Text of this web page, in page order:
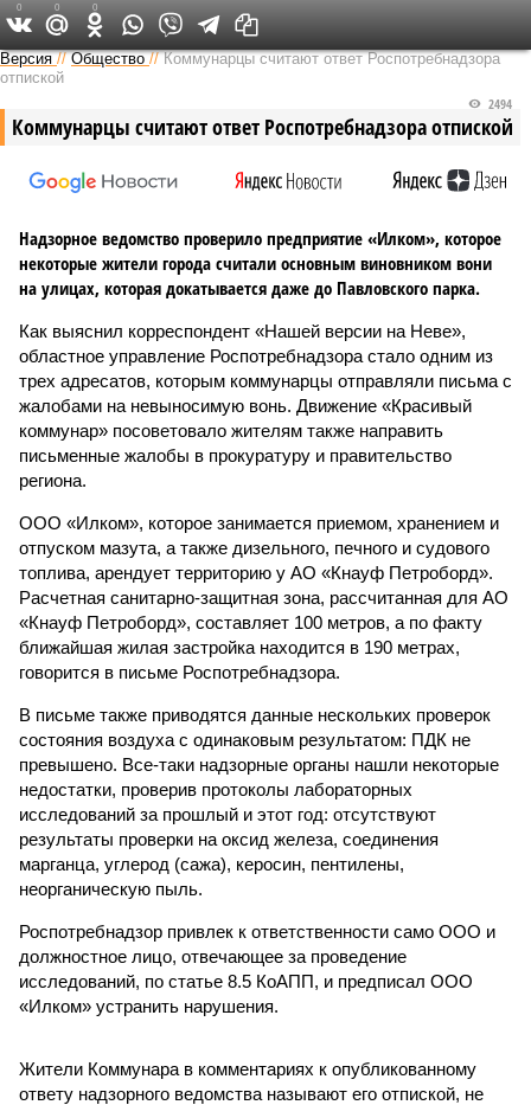
Версия на Неве
Версия //Общество //Коммунарцы считают ответ Роспотребнадзора
отпиской
Коммунарцы считают ответ Роспотребнадзора отпиской
2494
Надзорное ведомство проверило предприятие «Илком», которое
некоторые жители города считали основным виновником вони
на улицах, которая докатывается даже до Павловского парка.
Как выяснил корреспондент «Нашей версии на Неве»,
областное управление Роспотребнадзора стало одним из
трех адресатов, которым коммунарцы отправляли письма с
жалобами на невыносимую вонь. Движение «Красивый
коммунар» посоветовало жителям также направить
письменные жалобы в прокуратуру и правительство
региона.
ООО «Илком», которое занимается приемом, хранением и
отпуском мазута, а также дизельного, печного и судового
топлива, арендует территорию у АО «Кнауф Петроборд».
Расчетная санитарно-защитная зона, рассчитанная для АО
«Кнауф Петроборд», составляет 100 метров, а по факту
ближайшая жилая застройка находится в 190 метрах,
говорится в письме Роспотребнадзора.
В письме также приводятся данные нескольких проверок
состояния воздуха с одинаковым результатом: ПДК не
превышено. Все-таки надзорные органы нашли некоторые
недостатки, проверив протоколы лабораторных
исследований за прошлый и этот год: отсутствуют
результаты проверки на оксид железа, соединения
марганца, углерод (сажа), керосин, пентилены,
неорганическую пыль.
Роспотребнадзор привлек к ответственности само ООО и
должностное лицо, отвечающее за проведение
исследований, по статье 8.5 КоАПП, и предписал ООО
«Илком» устранить нарушения.
Жители Коммунара в комментариях к опубликованному
ответу надзорного ведомства называют его отпиской, не
0 0 0